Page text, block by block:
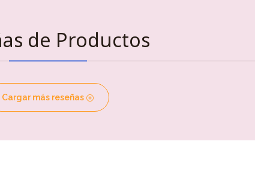
de Productos
Cargar más reseñas